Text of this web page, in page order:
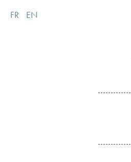
FR EN